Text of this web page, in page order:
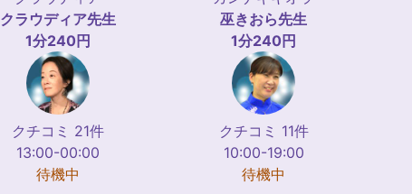
クラウディア先生
1分240円
クチコミ 21件
13:00-00:00
待機中
巫きおら先生
1分240円
クチコミ 11件
10:00-19:00
待機中